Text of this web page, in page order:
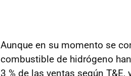
Aunque en su momento se
combustible de hidrógeno
3 % de las ventas según